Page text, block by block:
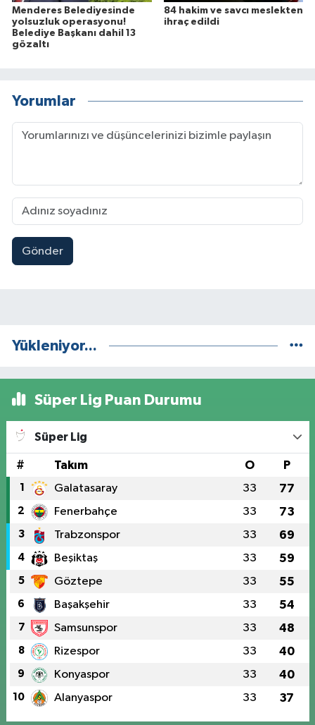
Menderes Belediyesinde
yolsuzluk operasyonu!
Belediye Başkanı dahil 13
gözaltı
84 hakim ve savcı meslekten
ihraç edildi
Yorumlar
Gönder
Yükleniyor...
Süper Lig Puan Durumu
Süper Lig
# Takım O P
1 Galatasaray 33 77
2 Fenerbahçe 33 73
3 Trabzonspor 33 69
4 Beşiktaş 33 59
5 Göztepe 33 55
6 Başakşehir 33 54
7 Samsunspor 33 48
8 Rizespor 33 40
9 Konyaspor 33 40
10 Alanyaspor 33 37